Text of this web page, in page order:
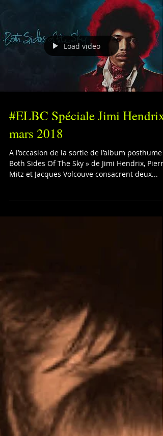
Load video
#ELBC Spéciale Jimi Hendrix
mars 2018
A l’occasion de la sortie de l’album posthume «
Both Sides Of The Sky » de Jimi Hendrix, Pierre
Mitz et Jacques Volcouve consacrent deux...